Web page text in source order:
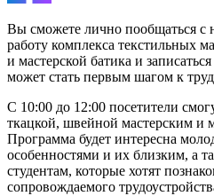
Вы сможете лично пообщаться с
работу комплекса текстильных
и мастерской батика и
может стать первым шагом к
С 10:00 до 12:00 посетители
ткацкой, швейной мастерским и
Программа будет интересна
особенностями и их близким, а
студентам, которые хотят
сопровождаемого